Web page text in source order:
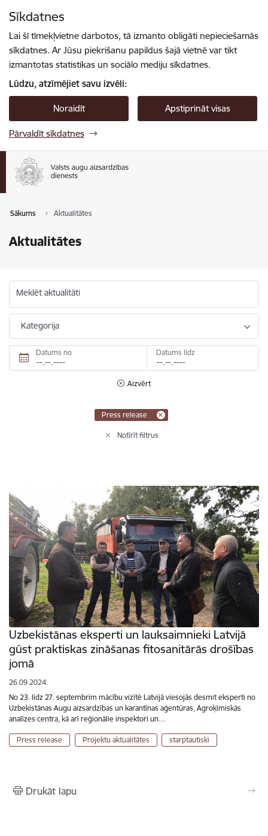
Sīkdatnes
Lai šī tīmekļvietne darbotos, tā izmanto obligāti nepieciešamās
sīkdatnes. Ar Jūsu piekrišanu papildus šajā vietnē var tikt
izmantotas statistikas un sociālo mediju sīkdatnes.
Lūdzu, atzīmējiet savu izvēli:
Noraidīt Apstiprināt visas
Pārvaldīt sīkdatnes
Sākums Aktualitātes
Aktualitātes
Meklēt aktualitāti
Kategorija
Datums no Datums līdz
Aizvērt
Press release
Notīrīt filtrus
Uzbekistānas eksperti un lauksaimnieki Latvijā
gūst praktiskas zināšanas fitosanitārās drošības
jomā
26.09.2024.
No 23. līdz 27. septembrim mācību vizītē Latvijā viesojās desmit eksperti no
Uzbekistānas Augu aizsardzības un karantīnas aģentūras, Agroķīmiskās
analīzes centra, kā arī reģionālie inspektori un…
Press release Projektu aktualitātes starptautiski
Drukāt lapu